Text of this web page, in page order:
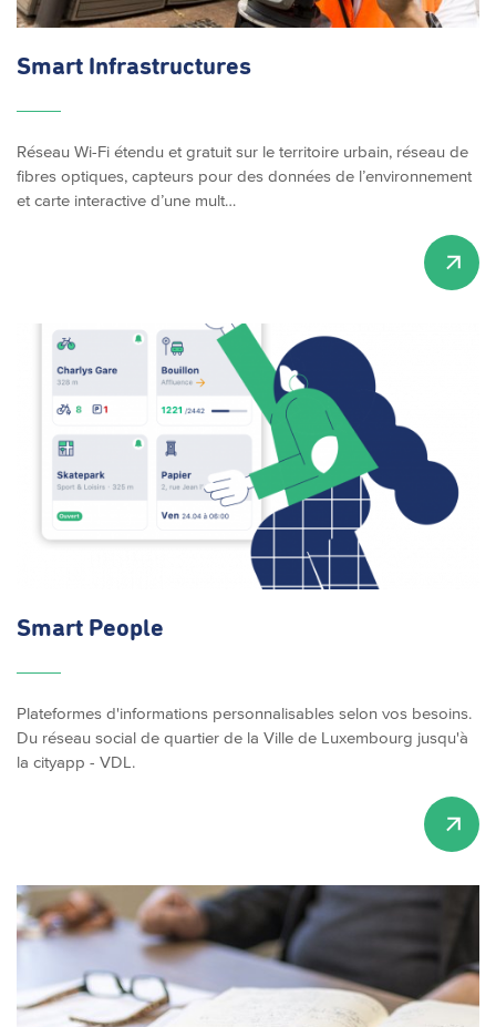
Smart Infrastructures
Réseau Wi-Fi étendu et gratuit sur le territoire urbain, réseau de
fibres optiques, capteurs pour des données de l’environnement
et carte interactive d’une mult…
Smart People
Plateformes d'informations personnalisables selon vos besoins.
Du réseau social de quartier de la Ville de Luxembourg jusqu'à
la cityapp - VDL.